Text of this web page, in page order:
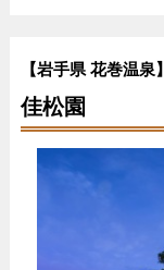
【岩手県 花巻温泉】
佳松園